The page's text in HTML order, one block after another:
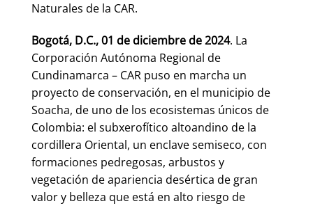
Naturales de la CAR.
Bogotá, D.C., 01 de diciembre de 2024. La
Corporación Autónoma Regional de
Cundinamarca – CAR puso en marcha un
proyecto de conservación, en el municipio de
Soacha, de uno de los ecosistemas únicos de
Colombia: el subxerofítico altoandino de la
cordillera Oriental, un enclave semiseco, con
formaciones pedregosas, arbustos y
vegetación de apariencia desértica de gran
valor y belleza que está en alto riesgo de